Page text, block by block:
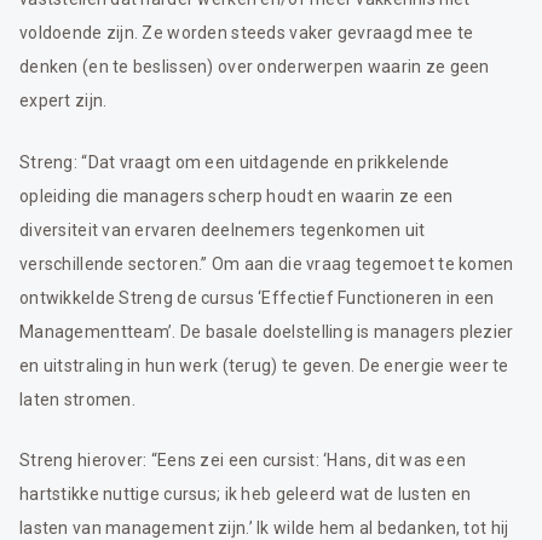
voldoende zijn. Ze worden steeds vaker gevraagd mee te
denken (en te beslissen) over onderwerpen waarin ze geen
expert zijn.
Streng: “Dat vraagt om een uitdagende en prikkelende
opleiding die managers scherp houdt en waarin ze een
diversiteit van ervaren deelnemers tegenkomen uit
verschillende sectoren.” Om aan die vraag tegemoet te komen
ontwikkelde Streng de cursus ‘Effectief Functioneren in een
Managementteam’. De basale doelstelling is managers plezier
en uitstraling in hun werk (terug) te geven. De energie weer te
laten stromen.
Streng hierover: “Eens zei een cursist: ‘Hans, dit was een
hartstikke nuttige cursus; ik heb geleerd wat de lusten en
lasten van management zijn.’ Ik wilde hem al bedanken, tot hij